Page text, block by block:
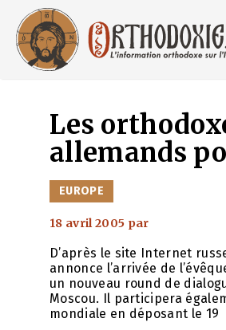
contenu
Les
allemands
CATÉGORIES
EUROPE
18 avril 2005 par
D’après le site Internet
annonce l’arrivée de
un nouveau round de
Moscou. Il participera
mondiale en déposant le 19